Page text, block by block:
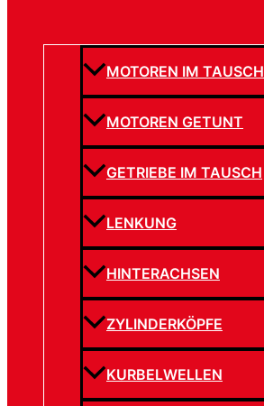
MOTOREN IM TAUSCH
MOTOREN GETUNT
GETRIEBE IM TAUSCH
LENKUNG
HINTERACHSEN
ZYLINDERKÖPFE
KURBELWELLEN